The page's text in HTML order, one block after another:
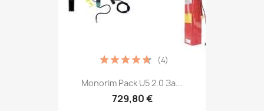
Monorim Pack U5 2.0 За...
729,80 €
(4)